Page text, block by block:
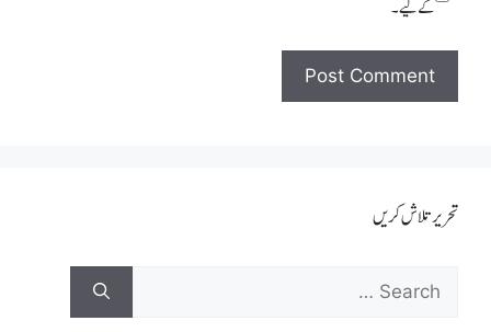
کےلیے۔
تحریر تلاش کریں